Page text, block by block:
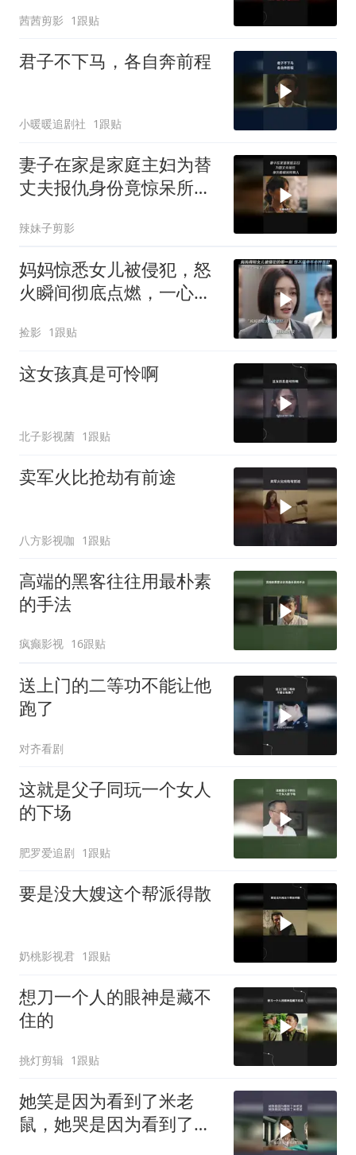
茜茜剪影 1跟贴
君子不下马，各自奔前程
小暖暖追剧社 1跟贴
妻子在家是家庭主妇为替
丈夫报仇身份竟惊呆所有
辣妹子剪影
妈妈惊悉女儿被侵犯，怒
火瞬间彻底点燃，一心要
捡影 1跟贴
这女孩真是可怜啊
北子影视菌 1跟贴
卖军火比抢劫有前途
八方影视咖 1跟贴
高端的黑客往往用最朴素
的手法
疯癫影视 16跟贴
送上门的二等功不能让他
跑了
对齐看剧
这就是父子同玩一个女人
的下场
肥罗爱追剧 1跟贴
要是没大嫂这个帮派得散
奶桃影视君 1跟贴
想刀一个人的眼神是藏不
住的
挑灯剪辑 1跟贴
她笑是因为看到了米老
鼠，她哭是因为看到了米